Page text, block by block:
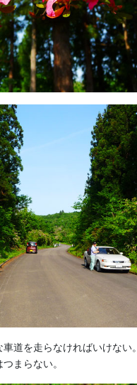
道を走らなければいけない。
まらない。